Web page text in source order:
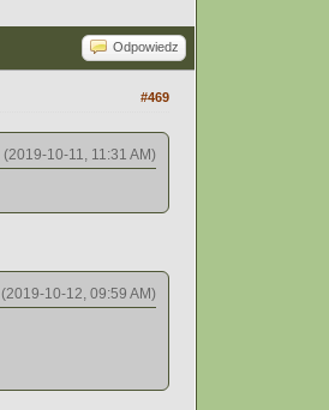
Odpowiedz
#469
(2019-10-11, 11:31 AM)
(2019-10-12, 09:59 AM)